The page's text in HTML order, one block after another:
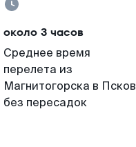
около 3 часов
Среднее время
перелета из
Магнитогорска в Псков
без пересадок